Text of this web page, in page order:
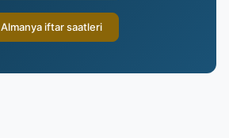
Almanya iftar saatleri